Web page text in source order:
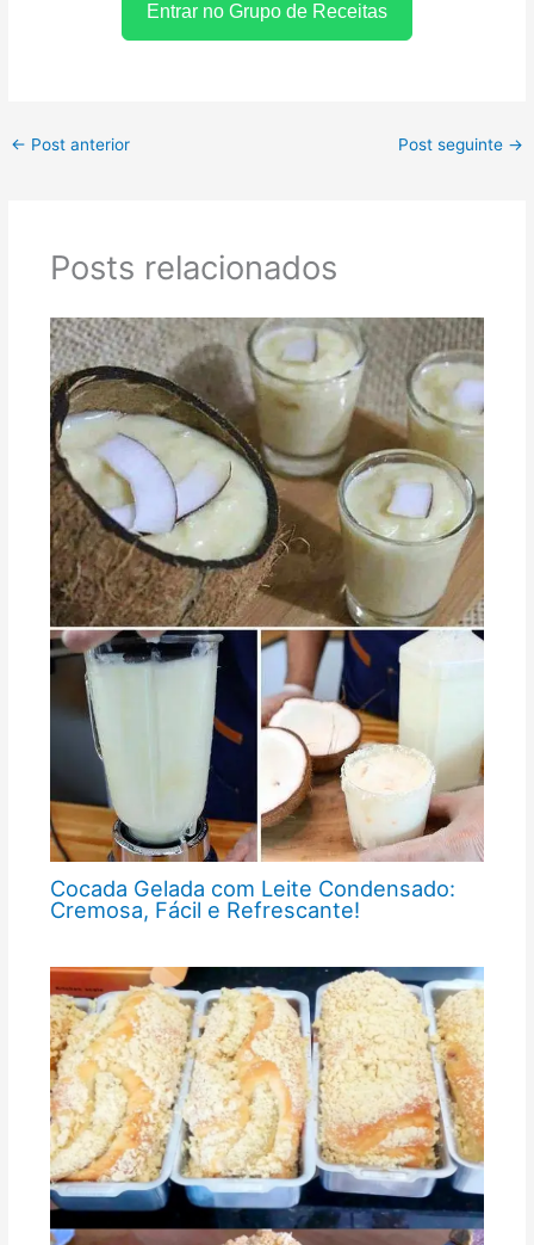
Entrar no Grupo de Receitas
← Post anterior Post seguinte →
Posts relacionados
Cocada Gelada com Leite Condensado:
Cremosa, Fácil e Refrescante!